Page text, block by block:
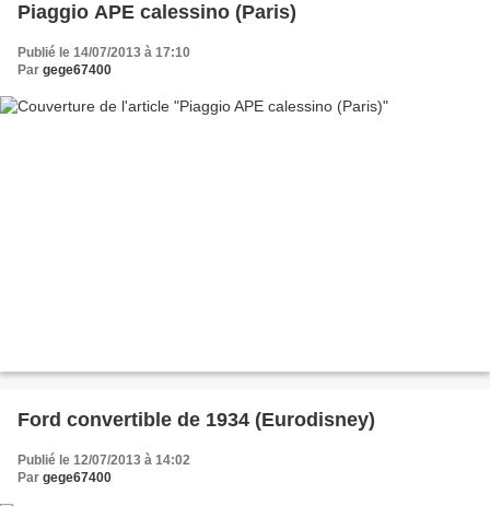
Piaggio APE calessino (Paris)
Publié le 14/07/2013 à 17:10
Par gege67400
Ford convertible de 1934 (Eurodisney)
Publié le 12/07/2013 à 14:02
Par gege67400